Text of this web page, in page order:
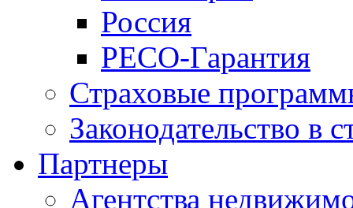
Россия
РЕСО-Гарантия
Страховые
Законодательство в
Партнеры
Агентства